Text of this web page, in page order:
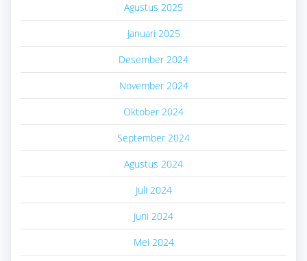
Agustus 2025
Januari 2025
Desember 2024
November 2024
Oktober 2024
September 2024
Agustus 2024
Juli 2024
Juni 2024
Mei 2024